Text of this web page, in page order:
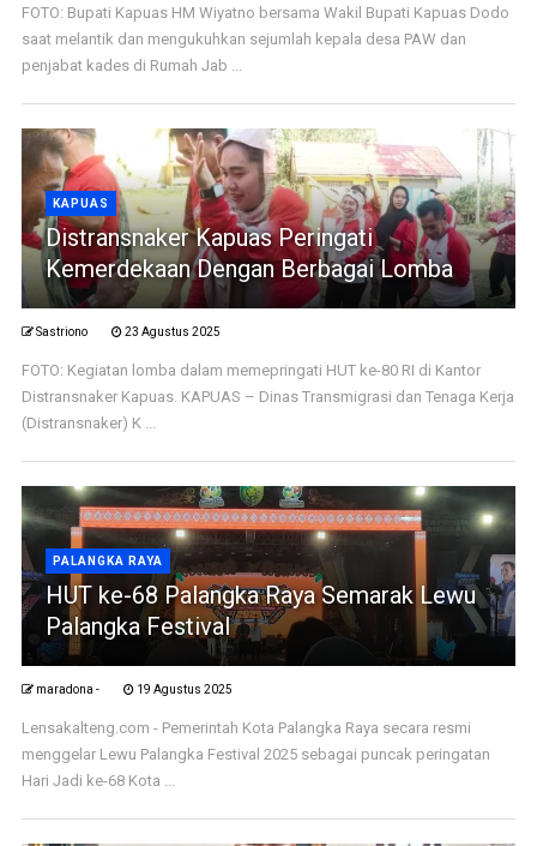
FOTO: Bupati Kapuas HM Wiyatno bersama Wakil Bupati Kapuas Dodo
saat melantik dan mengukuhkan sejumlah kepala desa PAW dan
penjabat kades di Rumah Jab ...
KAPUAS
Distransnaker Kapuas Peringati
Kemerdekaan Dengan Berbagai Lomba
Sastriono 23 Agustus 2025
FOTO: Kegiatan lomba dalam memepringati HUT ke-80 RI di Kantor
Distransnaker Kapuas. KAPUAS – Dinas Transmigrasi dan Tenaga Kerja
(Distransnaker) K ...
PALANGKA RAYA
HUT ke-68 Palangka Raya Semarak Lewu
Palangka Festival
maradona - 19 Agustus 2025
Lensakalteng.com - Pemerintah Kota Palangka Raya secara resmi
menggelar Lewu Palangka Festival 2025 sebagai puncak peringatan
Hari Jadi ke-68 Kota ...